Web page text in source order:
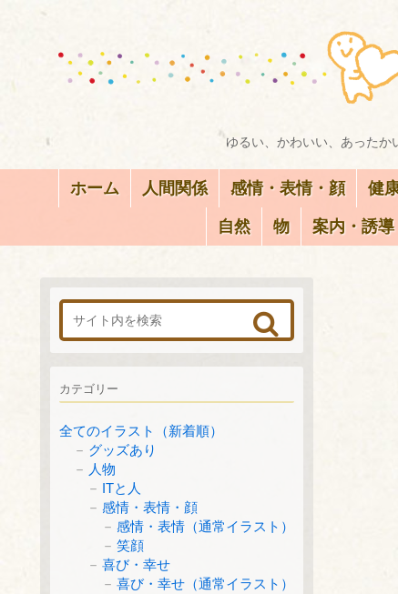
ゆるい、かわいい、あった
ホーム 人間関係 感情・表情・顔 健
自然 物 案内・誘導
カテゴリー
全てのイラスト（新着順）
グッズあり
人物
ITと人
感情・表情・顔
感情・表情（通常イラスト）
笑顔
喜び・幸せ
喜び・幸せ（通常イラスト）